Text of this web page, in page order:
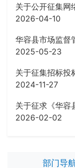
关于公开征集网
2026-04-10
2025-05-23
关于征集招标投
2024-11-27
2026-02-02
部门导